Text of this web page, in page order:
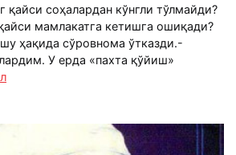
қайси соҳалардан кўнгли тўлмайди?
мамлакатга кетишга ошиқади?
ҳақида сўровнома ўтказди.-
У ерда «пахта қўйиш»